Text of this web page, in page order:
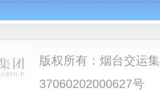
版权所有：烟台交运
37060202000627号